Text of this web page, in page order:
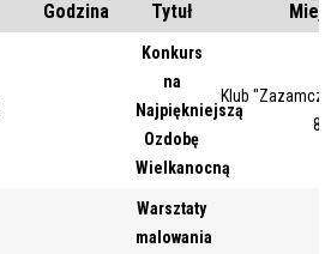
Godzina Tytuł
Konkurs
na
Najpiękniejszą
Ozdobę
Wielkanocną
Klub
87
Warsztaty
malowania